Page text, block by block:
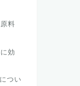
料
効
つい